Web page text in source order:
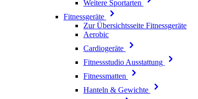
Weitere Sportarten
Fitnessgeräte
Zur Übersichtsseite Fitnessgeräte
Aerobic
Cardiogeräte
Fitnessstudio Ausstattung
Fitnessmatten
Hanteln & Gewichte